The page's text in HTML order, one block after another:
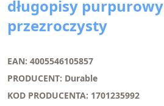
długopisy purpurowy
przezroczysty
EAN: 4005546105857
PRODUCENT: Durable
KOD PRODUCENTA: 1701235992